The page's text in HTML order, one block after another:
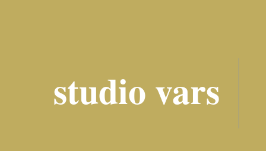
studio vars